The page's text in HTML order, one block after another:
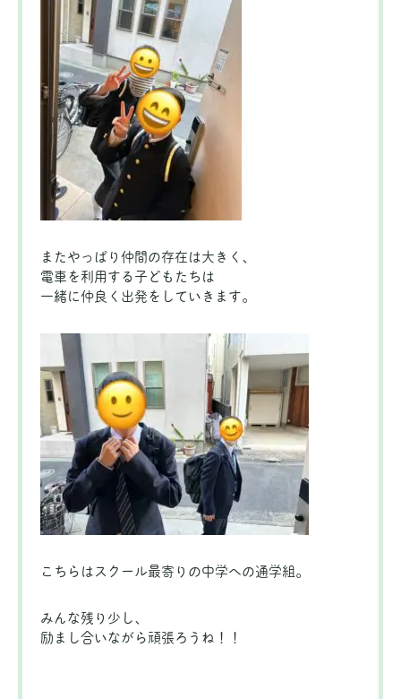
またやっぱり仲間の存在は大きく、
電車を利用する子どもたちは
一緒に仲良く出発をしていきます。
こちらはスクール最寄りの中学への通学組。
みんな残り少し、
励まし合いながら頑張ろうね！！